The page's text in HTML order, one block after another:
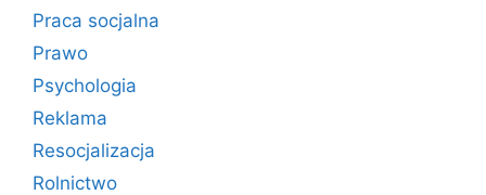
Praca socjalna
Prawo
Psychologia
Reklama
Resocjalizacja
Rolnictwo